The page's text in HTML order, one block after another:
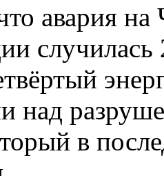
авария на
над
в